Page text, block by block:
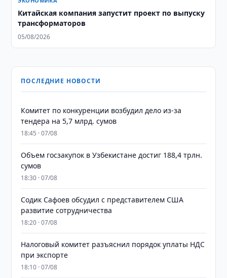
Китайская компания запустит проект по выпуску
трансформаторов
05/08/2026
ПОСЛЕДНИЕ НОВОСТИ
Комитет по конкуренции возбудил дело из-за
тендера на 5,7 млрд. сумов
18:45 · 07/08
​​​​​​​Объем госзакупок в Узбекистане достиг 188,4 трлн.
сумов
18:30 · 07/08
Содик Сафоев обсудил с представителем США
развитие сотрудничества
18:20 · 07/08
Налоговый комитет разъяснил порядок уплаты НДС
при экспорте
18:10 · 07/08